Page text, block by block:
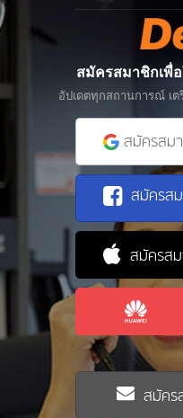
สมัครสมาชิกเพื่อ
อัปเดตทุกสถานการณ์ เ
สมัครสม
สมัครส
สมัครส
สมัคร